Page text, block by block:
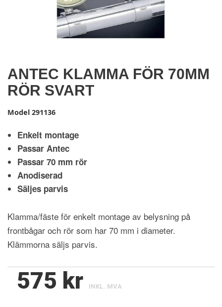
ANTEC KLAMMA FÖR 70MM
RÖR SVART
Model 291136
Enkelt montage
Passar Antec
Passar 70 mm rör
Anodiserad
Säljes parvis
Klamma/fäste för enkelt montage av belysning på
frontbågar och rör som har 70 mm i diameter.
Klämmorna säljs parvis.
575 kr INKL. MVA